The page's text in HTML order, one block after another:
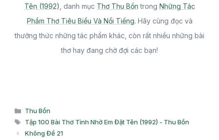
Tên (1992) , danh mục Thơ Thu Bồn trong Những Tác
Phẩm Thơ Tiêu Biểu Và Nổi Tiếng. Hãy cùng đọc và
thưởng thức những tác phẩm khác, còn rất nhiều những bài
thơ hay đang chờ đợi các bạn!
Danh
mục
Thu Bồn
Thẻ
Tập 100 Bài Thơ Tình Nhờ Em Đặt Tên (1992) - Thu Bồn
Không Đề 21